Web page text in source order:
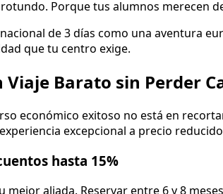
Porque tus alumnos merecen
de 3 días como una aventura
que tu centro exige.
Viaje Barato sin Perder
económico exitoso no está en
excepcional a precio
hasta 15%
mejor aliada. Reservar entre 6 y 8